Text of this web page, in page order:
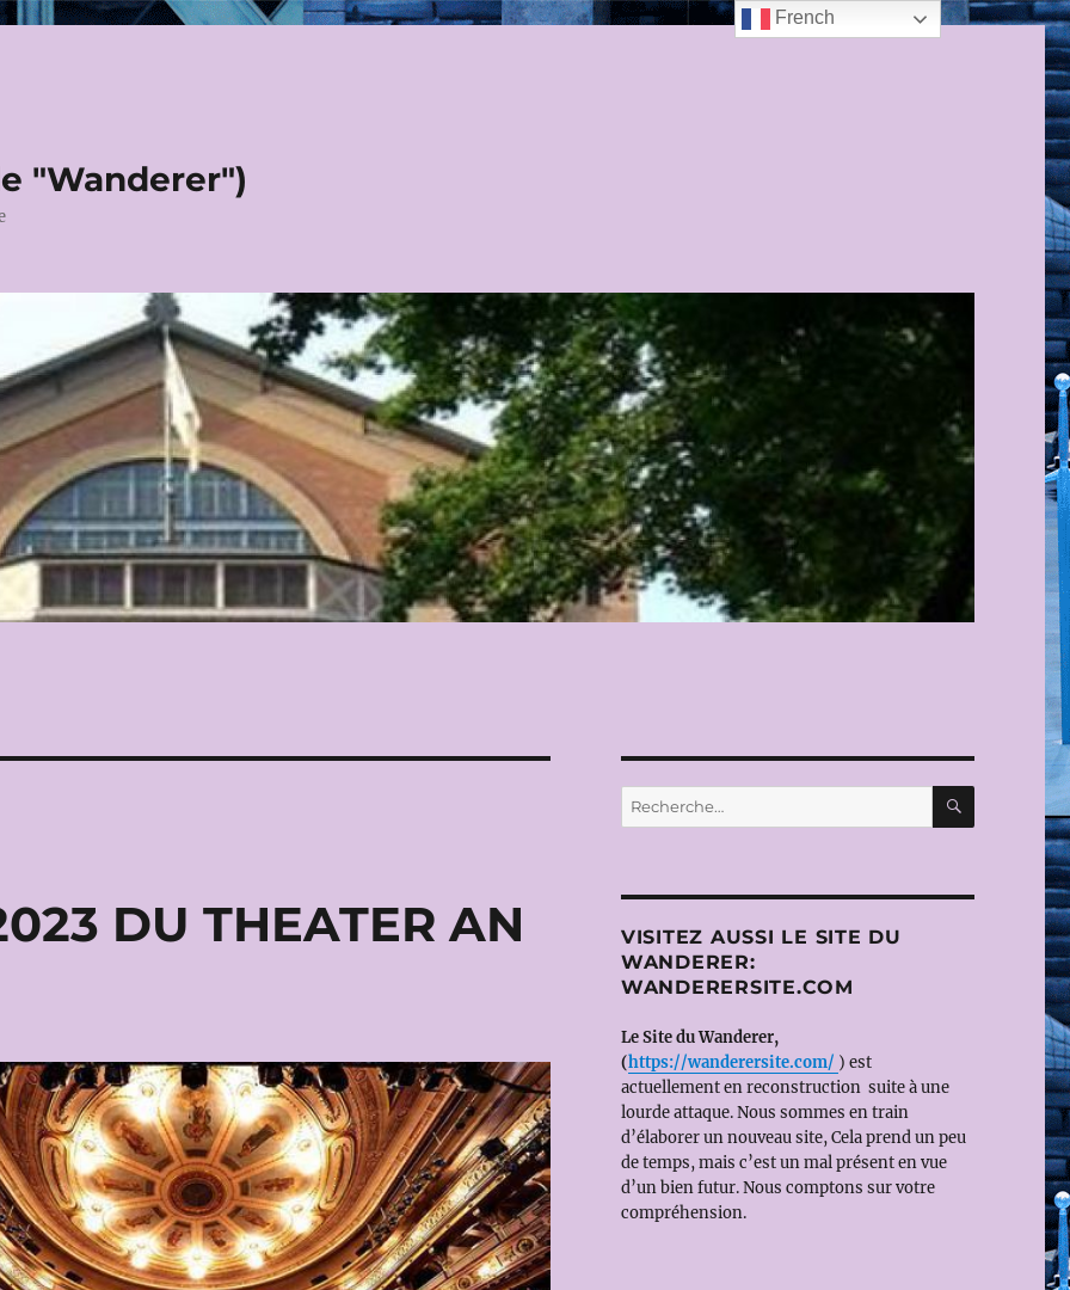
"Wanderer")
DU THEATER AN
Recherche
pour :
VISITEZ AUSSI LE SITE DU
WANDERER:
WANDERERSITE.COM
Le Site du Wanderer,
(https://wanderersite.com/ ) est
actuellement en reconstruction suite à une
lourde attaque. Nous sommes en train
d’élaborer un nouveau site, Cela prend un peu
de temps, mais c’est un mal présent en vue
d’un bien futur. Nous comptons sur votre
compréhension.
French